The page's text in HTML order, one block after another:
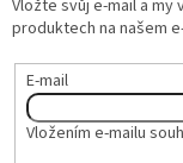
Vložte svůj e-mail a
produktech na našem
E-mail
Vložením e-mailu